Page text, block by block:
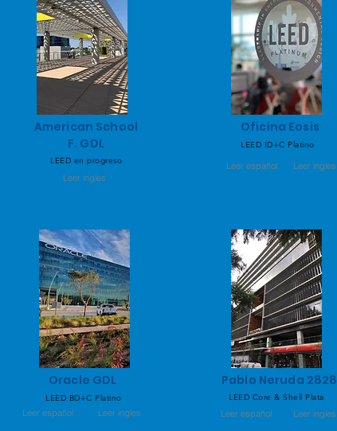
American School
F. GDL
LEED en progreso
Leer ingles
Oficina Eosis
LEED ID+C Platino
Leer español Leer ingles
Oracle GDL
LEED BD+C Platino
Leer español Leer ingles
Pablo Neruda 2828
LEED Core & Shell Plata
Leer español Leer ingles